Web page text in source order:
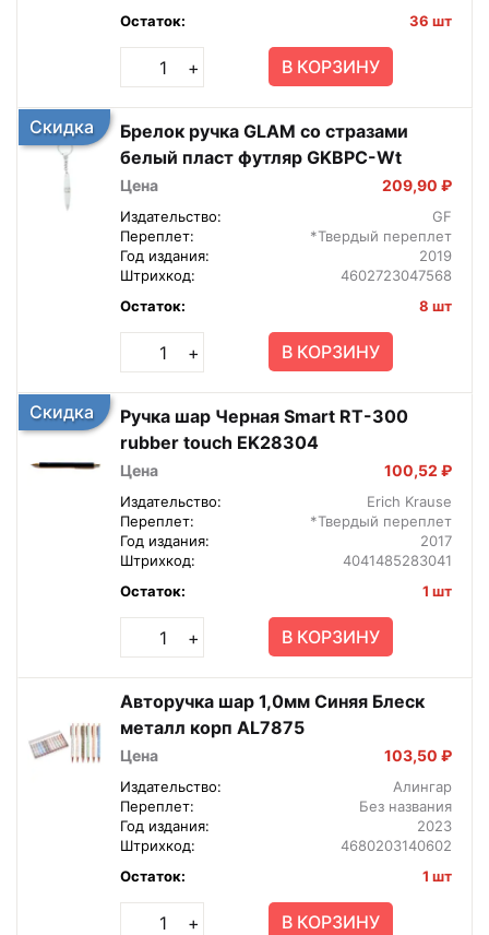
Остаток:
36 шт
+ В КОРЗИНУ
Скидка
Брелок ручка GLAM со стразами
белый пласт футляр GKBPC-Wt
Цена 209,90 ₽
Издательство:
GF
Переплет:
*Твердый переплет
Год издания:
2019
Штрихкод:
4602723047568
Остаток:
8 шт
+ В КОРЗИНУ
Скидка
Ручка шар Черная Smart RT-300
rubber touch EK28304
Цена 100,52 ₽
Издательство:
Erich Krause
Переплет:
*Твердый переплет
Год издания:
2017
Штрихкод:
4041485283041
Остаток:
1 шт
+ В КОРЗИНУ
Авторучка шар 1,0мм Синяя Блеск
металл корп AL7875
Цена 103,50 ₽
Издательство:
Алингар
Переплет:
Без названия
Год издания:
2023
Штрихкод:
4680203140602
Остаток:
1 шт
+ В КОРЗИНУ